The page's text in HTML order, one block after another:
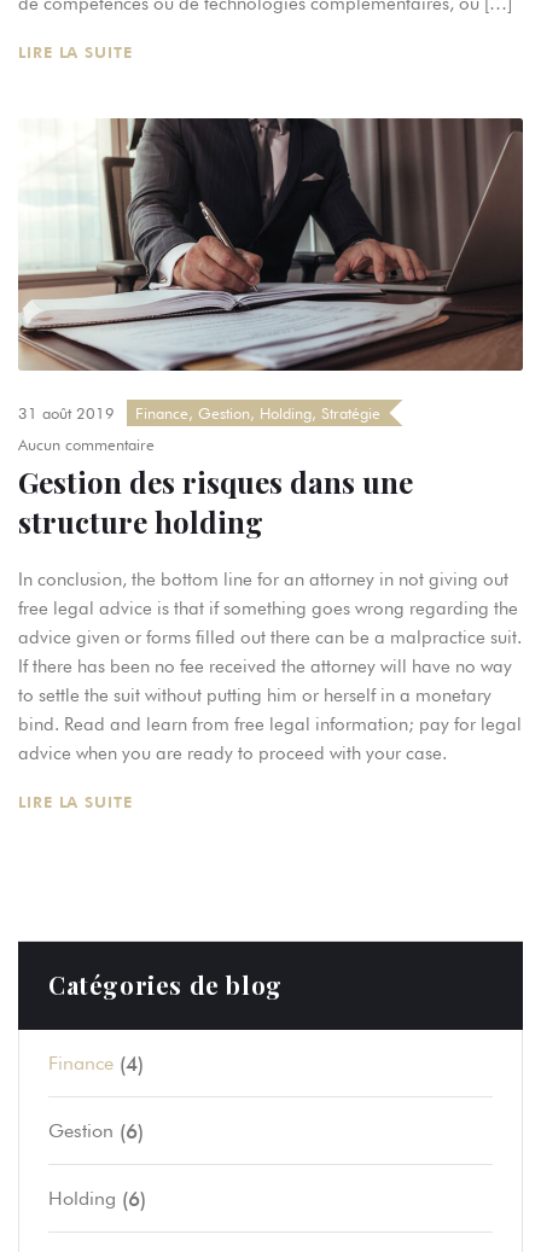
LIRE LA SUITE
31 août 2019 Finance, Gestion, Holding, Stratégie
Aucun commentaire
Gestion des risques dans une
structure holding
In conclusion, the bottom line for an attorney in not giving out
free legal advice is that if something goes wrong regarding the
advice given or forms filled out there can be a malpractice suit.
If there has been no fee received the attorney will have no way
to settle the suit without putting him or herself in a monetary
bind. Read and learn from free legal information; pay for legal
advice when you are ready to proceed with your case.
LIRE LA SUITE
Catégories de blog
Finance (4)
Gestion (6)
Holding (6)